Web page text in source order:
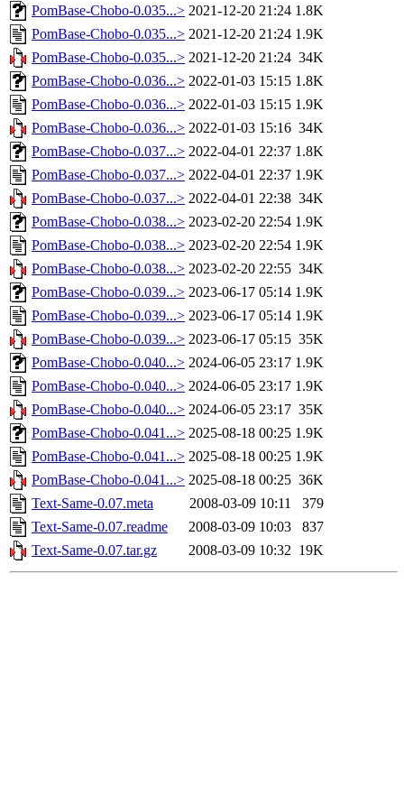
PomBase-Chobo-0.035...> 2021-12-20 21:24 1.8K
PomBase-Chobo-0.035...> 2021-12-20 21:24 1.9K
PomBase-Chobo-0.035...> 2021-12-20 21:24 34K
PomBase-Chobo-0.036...> 2022-01-03 15:15 1.8K
PomBase-Chobo-0.036...> 2022-01-03 15:15 1.9K
PomBase-Chobo-0.036...> 2022-01-03 15:16 34K
PomBase-Chobo-0.037...> 2022-04-01 22:37 1.8K
PomBase-Chobo-0.037...> 2022-04-01 22:37 1.9K
PomBase-Chobo-0.037...> 2022-04-01 22:38 34K
PomBase-Chobo-0.038...> 2023-02-20 22:54 1.9K
PomBase-Chobo-0.038...> 2023-02-20 22:54 1.9K
PomBase-Chobo-0.038...> 2023-02-20 22:55 34K
PomBase-Chobo-0.039...> 2023-06-17 05:14 1.9K
PomBase-Chobo-0.039...> 2023-06-17 05:14 1.9K
PomBase-Chobo-0.039...> 2023-06-17 05:15 35K
PomBase-Chobo-0.040...> 2024-06-05 23:17 1.9K
PomBase-Chobo-0.040...> 2024-06-05 23:17 1.9K
PomBase-Chobo-0.040...> 2024-06-05 23:17 35K
PomBase-Chobo-0.041...> 2025-08-18 00:25 1.9K
PomBase-Chobo-0.041...> 2025-08-18 00:25 1.9K
PomBase-Chobo-0.041...> 2025-08-18 00:25 36K
Text-Same-0.07.meta
2008-03-09 10:11
379
Text-Same-0.07.readme
2008-03-09 10:03
837
Text-Same-0.07.tar.gz
2008-03-09 10:32 19K